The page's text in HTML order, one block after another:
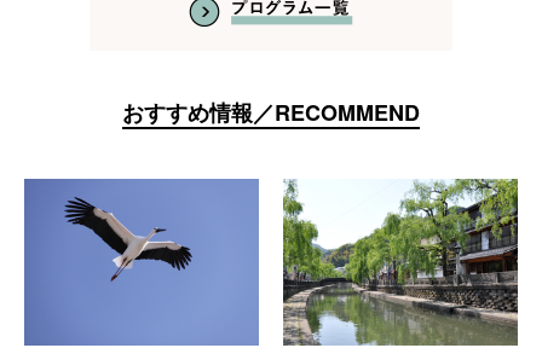
おすすめ情報／RECOMMEND